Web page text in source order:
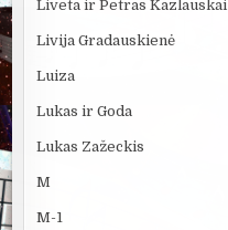
Liveta ir Petras Kazlauskai
Livija Gradauskienė
Luiza
Lukas ir Goda
Lukas Zažeckis
M
M-1